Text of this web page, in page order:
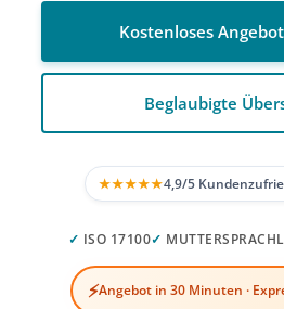
Kostenloses
Beglaubigte
★★★★★4,9/5
✓ ISO 17100✓
⚡Angebot in 30 Minuten ·